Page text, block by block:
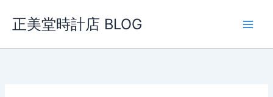
ス
正美堂時計店 BLOG